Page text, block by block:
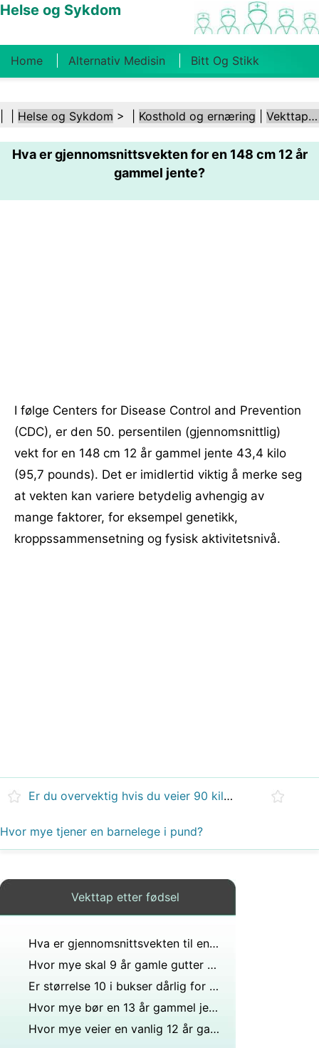
Helse og Sykdom
Home Alternativ Medisin Bitt Og Stikk
Kosthold Og Ernæring Familiehelse
Helsebransjen Psykisk Helse Folkehelse Og
Helse og Sykdom > | Kosthold og ernæring Vekttap etter fødsel
Hva er gjennomsnittsvekten for en 148 cm 12 år
gammel jente?
I følge Centers for Disease Control and Prevention
(CDC), er den 50. persentilen (gjennomsnittlig)
vekt for en 148 cm 12 år gammel jente 43,4 kilo
(95,7 pounds). Det er imidlertid viktig å merke seg
at vekten kan variere betydelig avhengig av
mange faktorer, for eksempel genetikk,
kroppssammensetning og fysisk aktivitetsnivå.
Er du overvektig hvis du veier 90 kilo i 4. klasse?
Hvor mye tjener en barnelege i pund?
Vekttap etter fødsel
Hva er gjennomsnittsvekten til en jente i fjerde klasse 4,6 fot?
Hvor mye skal 9 år gamle gutter veie?
Er størrelse 10 i bukser dårlig for en 14-åring?
Hvor mye bør en 13 år gammel jente veie?
Hvor mye veier en vanlig 12 år gammel jente?